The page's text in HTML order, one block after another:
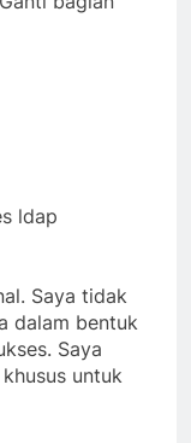
ldap
Saya tidak
dalam bentuk
Saya
untuk